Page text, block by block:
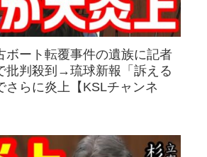
ボート転覆事件の遺族に記者
批判殺到→琉球新報「訴える
さらに炎上【KSLチャンネ